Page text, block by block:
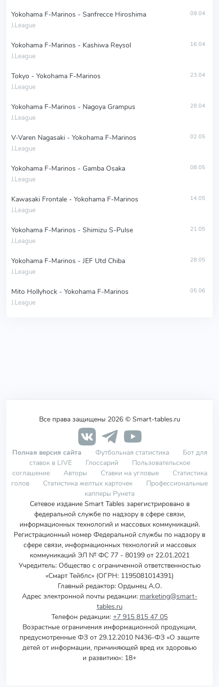
Yokohama F-Marinos - Sanfrecce Hiroshima
J.League
09.04
Yokohama F-Marinos - Kashiwa Reysol
J.League
16.04
Tokyo - Yokohama F-Marinos
J.League
23.04
Yokohama F-Marinos - Nagoya Grampus
J.League
28.04
V-Varen Nagasaki - Yokohama F-Marinos
J.League
02.05
Yokohama F-Marinos - Gamba Osaka
J.League
08.05
Kawasaki Frontale - Yokohama F-Marinos
J.League
14.05
Yokohama F-Marinos - Shimizu S-Pulse
J.League
21.05
Yokohama F-Marinos - JEF Utd Chiba
J.League
28.05
Mito Hollyhock - Yokohama F-Marinos
J.League
05.06
Все права защищены 2026 © Smart-tables.ru
Полная версия сайта Футбольная статистика
Бот для
ставок в LIVE
Глоссарий
Пользовательское
соглашение
Авторы Ставки на угловые
Статистика
голов
Статистика желтых карточек
Профессиональные
капперы Рунета
Сетевое издание Smart Tables зарегистрировано в
федеральной службе по надзору в сфере связи,
информационных технологий и массовых коммуникаций.
Регистрационный номер Федеральной службы по надзору в
сфере связи, информационных технологий и массовых
коммуникаций ЭЛ № ФС 77 - 80199 от 22.01.2021
Учредитель: Общество с ограниченной ответственностью
«Смарт Тейблс» (ОГРН: 1195081014391)
Главный редактор: Ордынец А.О.
Адрес электронной почты редакции: marketing@smart-
tables.ru
Телефон редакции: +7 915 815 47 05
Возрастные ограничения информационной продукции,
предусмотренные ФЗ от 29.12.2010 N436-ФЗ «О защите
детей от информации, причиняющей вред их здоровью
и развитию»: 18+